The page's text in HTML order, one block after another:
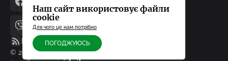
facebooktelegram
viber
youtube
RSS-стрічка
© 2010-2026, ТОВ «Редакція газети «Панорама»
Наш сайт використовує файли
cookie
Для чого це нам потрібно
ПОГОДЖУЮСЬ